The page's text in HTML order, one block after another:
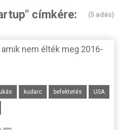
címkére: (5 adás)
nem élték meg 2016-
kudarc befektetés USA